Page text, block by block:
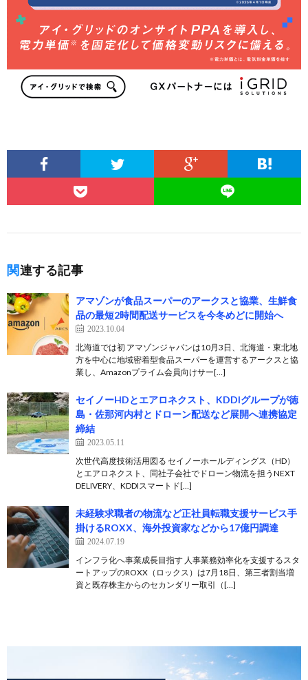
関連する記事
アマゾンが食品スーパーのアークスと協業、生鮮食
品の最短2時間配送サービスを今冬めどに開始へ
2023.10.04
北海道では初 アマゾンジャパンは10月3日、北海道・東北地
方を中心に地域密着型食品スーパーを運営するアークスと協
業し、Amazonプライム会員向けサー[…]
セイノーHDとエアロネクスト、KDDIグループが徳
島・佐那河内村とドローン配送など展開へ連携協定
締結
2023.05.11
次世代高度技術活用図る セイノーホールディングス（HD）
とエアロネクスト、同社子会社でドローン物流を担うNEXT
DELIVERY、KDDIスマートド[…]
未経験求職者の物流など正社員転職支援サービス手
掛けるROXX、海外投資家などから17億円調達
2024.07.19
インフラ化へ事業成長目指す 人事業務効率化を支援するスタ
ートアップのROXX（ロックス）は7月18日、第三者割当増
資と既存株主からのセカンダリー取引（[…]